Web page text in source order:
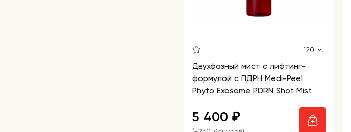
120 мл
Двухфазный мист с лифтинг-
формулой с ПДРН Medi-Peel
Phyto Exosome PDRN Shot Mist
5 400 ₽